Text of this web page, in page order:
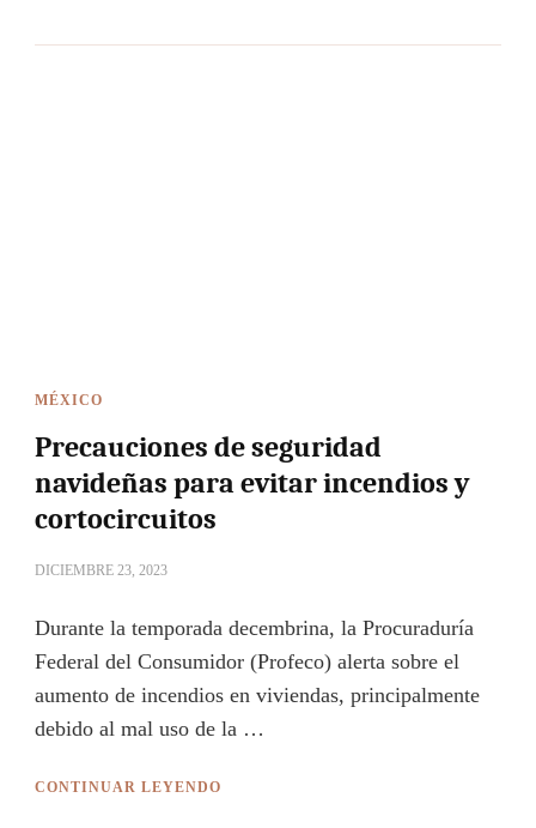
MÉXICO
Precauciones de seguridad
navideñas para evitar incendios y
cortocircuitos
DICIEMBRE 23, 2023
Durante la temporada decembrina, la Procuraduría
Federal del Consumidor (Profeco) alerta sobre el
aumento de incendios en viviendas, principalmente
debido al mal uso de la …
CONTINUAR LEYENDO